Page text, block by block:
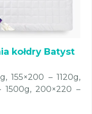
kołdry Batyst
155×200 – 1120g,
1500g, 200×220 –